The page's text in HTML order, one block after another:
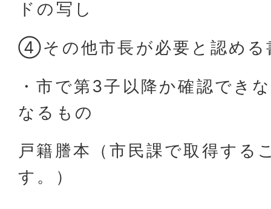
ドの写し
④その他市長が必要と認める
・市で第3子以降か確認でき
なるもの
戸籍謄本（市民課で取得する
す。）